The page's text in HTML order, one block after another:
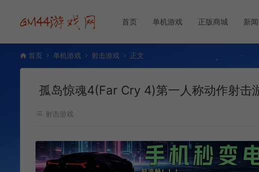
首页 单机游戏 正版商城 新
首页 单机游戏 射击游戏 正文
孤岛惊魂4(Far Cry 4)第一人称动作射击
射击游戏